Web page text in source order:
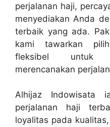
perjalanan haji,
menyediakan Anda
terbaik yang ada.
kami tawarkan
fleksibel untuk
merencanakan
Alhijaz Indowisata
perjalanan haji
loyalitas pada